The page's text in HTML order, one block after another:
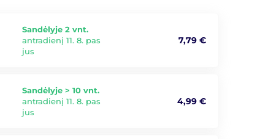
Sandėlyje 2 vnt.
antradienį 11. 8. pas
jus
7,79 €
Sandėlyje > 10 vnt.
antradienį 11. 8. pas
jus
4,99 €